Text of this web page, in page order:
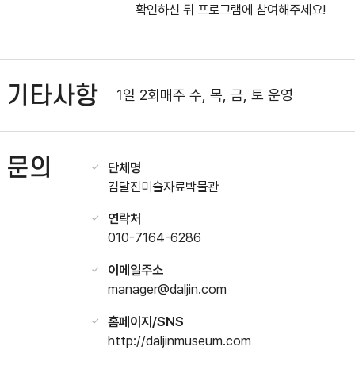
확인하신 뒤 프로그램에 참여해주세요!
기타사항 1일 2회매주 수, 목, 금, 토 운영
문의
단체명
김달진미술자료박물관
연락처
010-7164-6286
이메일주소
manager@daljin.com
홈페이지/SNS
http://daljinmuseum.com